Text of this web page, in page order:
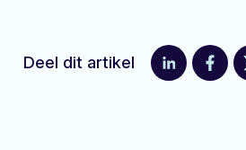
Deel dit artikel